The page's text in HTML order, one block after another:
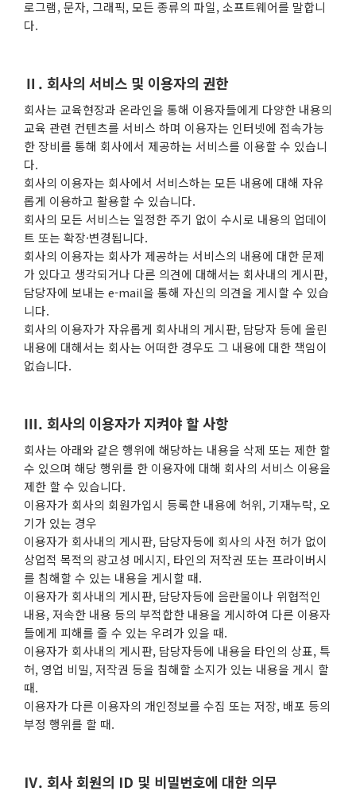
로그램, 문자, 그래픽, 모든 종류의 파일, 소프트웨어를 말합니
다.
Ⅱ. 회사의 서비스 및 이용자의 권한
회사는 교육현장과 온라인을 통해 이용자들에게 다양한 내용의
교육 관련 컨텐츠를 서비스 하며 이용자는 인터넷에 접속가능
한 장비를 통해 회사에서 제공하는 서비스를 이용할 수 있습니
다.
회사의 이용자는 회사에서 서비스하는 모든 내용에 대해 자유
롭게 이용하고 활용할 수 있습니다.
회사의 모든 서비스는 일정한 주기 없이 수시로 내용의 업데이
트 또는 확장·변경됩니다.
회사의 이용자는 회사가 제공하는 서비스의 내용에 대한 문제
가 있다고 생각되거나 다른 의견에 대해서는 회사내의 게시판,
담당자에 보내는 e-mail을 통해 자신의 의견을 게시할 수 있습
니다.
회사의 이용자가 자유롭게 회사내의 게시판, 담당자 등에 올린
내용에 대해서는 회사는 어떠한 경우도 그 내용에 대한 책임이
없습니다.
Ⅲ. 회사의 이용자가 지켜야 할 사항
회사는 아래와 같은 행위에 해당하는 내용을 삭제 또는 제한 할
수 있으며 해당 행위를 한 이용자에 대해 회사의 서비스 이용을
제한 할 수 있습니다.
이용자가 회사의 회원가입시 등록한 내용에 허위, 기재누락, 오
기가 있는 경우
이용자가 회사내의 게시판, 담당자등에 회사의 사전 허가 없이
상업적 목적의 광고성 메시지, 타인의 저작권 또는 프라이버시
를 침해할 수 있는 내용을 게시할 때.
이용자가 회사내의 게시판, 담당자등에 음란물이나 위협적인
내용, 저속한 내용 등의 부적합한 내용을 게시하여 다른 이용자
들에게 피해를 줄 수 있는 우려가 있을 때.
이용자가 회사내의 게시판, 담당자등에 내용을 타인의 상표, 특
허, 영업 비밀, 저작권 등을 침해할 소지가 있는 내용을 게시 할
때.
이용자가 다른 이용자의 개인정보를 수집 또는 저장, 배포 등의
부정 행위를 할 때.
Ⅳ. 회사 회원의 ID 및 비밀번호에 대한 의무